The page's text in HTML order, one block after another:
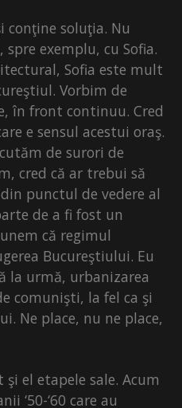
conţine soluţia. Nu
exemplu, cu Sofia.
Sofia este mult
Vorbim de
în front continuu. Cred
e sensul acestui oraş.
de surori de
cred că ar trebui să
punctul de vedere al
de a fi fost un
că regimul
Bucureştiului. Eu
la urmă, urbanizarea
comunişti, la fel ca şi
Ne place, nu ne place,
el etapele sale. Acum
‘50-‘60 care au